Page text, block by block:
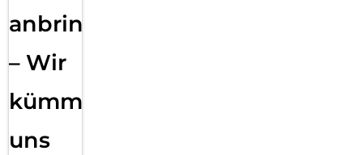
anbringen
– Wir
kümmern
uns